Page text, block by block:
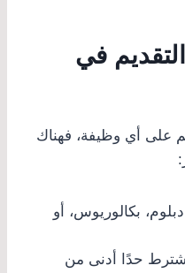
في
أي وظيفة، فهناك
بكالوريوس، أو
حدًا أدنى من